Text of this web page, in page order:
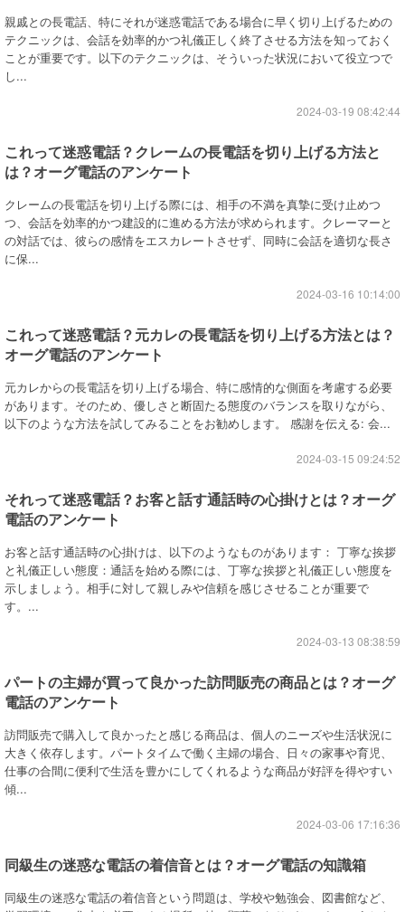
親戚との長電話、特にそれが迷惑電話である場合に早く切り上げるための
テクニックは、会話を効率的かつ礼儀正しく終了させる方法を知っておく
ことが重要です。以下のテクニックは、そういった状況において役立つで
し...
2024-03-19 08:42:44
これって迷惑電話？クレームの長電話を切り上げる方法と
は？オーグ電話のアンケート
クレームの長電話を切り上げる際には、相手の不満を真摯に受け止めつ
つ、会話を効率的かつ建設的に進める方法が求められます。クレーマーと
の対話では、彼らの感情をエスカレートさせず、同時に会話を適切な長さ
に保...
2024-03-16 10:14:00
これって迷惑電話？元カレの長電話を切り上げる方法とは？
オーグ電話のアンケート
元カレからの長電話を切り上げる場合、特に感情的な側面を考慮する必要
があります。そのため、優しさと断固たる態度のバランスを取りながら、
以下のような方法を試してみることをお勧めします。 感謝を伝える: 会...
2024-03-15 09:24:52
それって迷惑電話？お客と話す通話時の心掛けとは？オーグ
電話のアンケート
お客と話す通話時の心掛けは、以下のようなものがあります： 丁寧な挨拶
と礼儀正しい態度：通話を始める際には、丁寧な挨拶と礼儀正しい態度を
示しましょう。相手に対して親しみや信頼を感じさせることが重要で
す。...
2024-03-13 08:38:59
パートの主婦が買って良かった訪問販売の商品とは？オーグ
電話のアンケート
訪問販売で購入して良かったと感じる商品は、個人のニーズや生活状況に
大きく依存します。パートタイムで働く主婦の場合、日々の家事や育児、
仕事の合間に便利で生活を豊かにしてくれるような商品が好評を得やすい
傾...
2024-03-06 17:16:36
同級生の迷惑な電話の着信音とは？オーグ電話の知識箱
同級生の迷惑な電話の着信音という問題は、学校や勉強会、図書館など、